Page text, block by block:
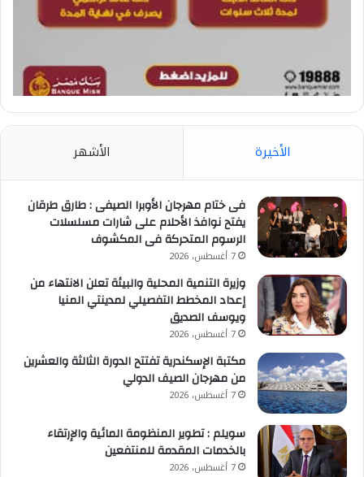
الأخيرة الأشهر
فى ختام مهرجان الأوبرا الصيفى : طارق طرقان
يفتح نوافذ الأحلام على شارات مسلسلات
الرسوم المتحركة فى المكشوف
7 أغسطس، 2026
وزيرة التنمية المحلية والبيئة تعلن الانتهاء من
إعداد المخطط التفصيلي لمدينتي المنيا
ويوسف الصديق
7 أغسطس، 2026
مكتبة الإسكندرية تفتتح الدورة الثالثة والعشرين
من مهرجان الصيف الدولي
7 أغسطس، 2026
سويلم : تطوير المنظومة المائية والإرتقاء
بالخدمات المقدمة للمنتفعين
7 أغسطس، 2026